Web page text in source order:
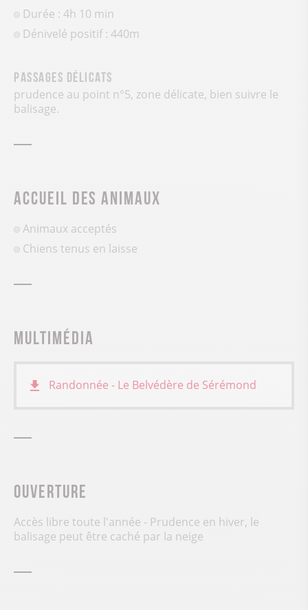
Durée : 4h 10 min
Dénivelé positif : 440m
Passages délicats
prudence au point n°5, zone délicate, bien suivre le
balisage.
Accueil des animaux
Animaux acceptés
Chiens tenus en laisse
Multimédia
Randonnée - Le Belvédère de Sérémond
Ouverture
Accès libre toute l'année - Prudence en hiver, le
balisage peut être caché par la neige